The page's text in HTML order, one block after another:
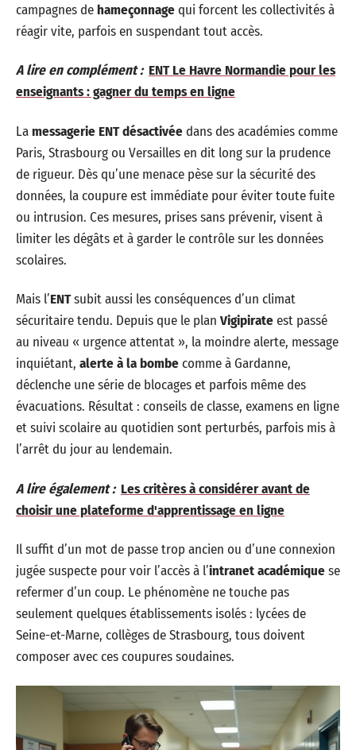
campagnes dehameçonnagequi forcent les collectivités à
réagir vite, parfois en suspendant tout accès.
A lire en complément : ENT Le Havre Normandie pour les
enseignants : gagner du temps en ligne
Lamessagerie ENT désactivéedans des académies comme
Paris, Strasbourg ou Versailles en dit long sur la prudence
de rigueur. Dès qu’une menace pèse sur la sécurité des
données, la coupure est immédiate pour éviter toute fuite
ou intrusion. Ces mesures, prises sans prévenir, visent à
limiter les dégâts et à garder le contrôle sur les données
scolaires.
Mais l’ENTsubit aussi les conséquences d’un climat
sécuritaire tendu. Depuis que le plan Vigipirateest passé
au niveau « urgence attentat », la moindre alerte, message
inquiétant, alerte à la bombecomme à Gardanne,
déclenche une série de blocages et parfois même des
évacuations. Résultat : conseils de classe, examens en ligne
et suivi scolaire au quotidien sont perturbés, parfois mis à
l’arrêt du jour au lendemain.
A lire également : Les critères à considérer avant de
choisir une plateforme d'apprentissage en ligne
Il suffit d’un mot de passe trop ancien ou d’une connexion
jugée suspecte pour voir l’accès à l’intranet académiquese
refermer d’un coup. Le phénomène ne touche pas
seulement quelques établissements isolés : lycées de
Seine-et-Marne, collèges de Strasbourg, tous doivent
composer avec ces coupures soudaines.